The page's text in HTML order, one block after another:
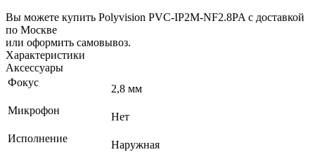
Вы можете купить Polyvision PVC-IP2M-NF2.8PA с доставкой
по Москве
или оформить самовывоз.
Характеристики
Аксессуары
Фокус
2,8 мм
Микрофон
Нет
Исполнение
Наружная